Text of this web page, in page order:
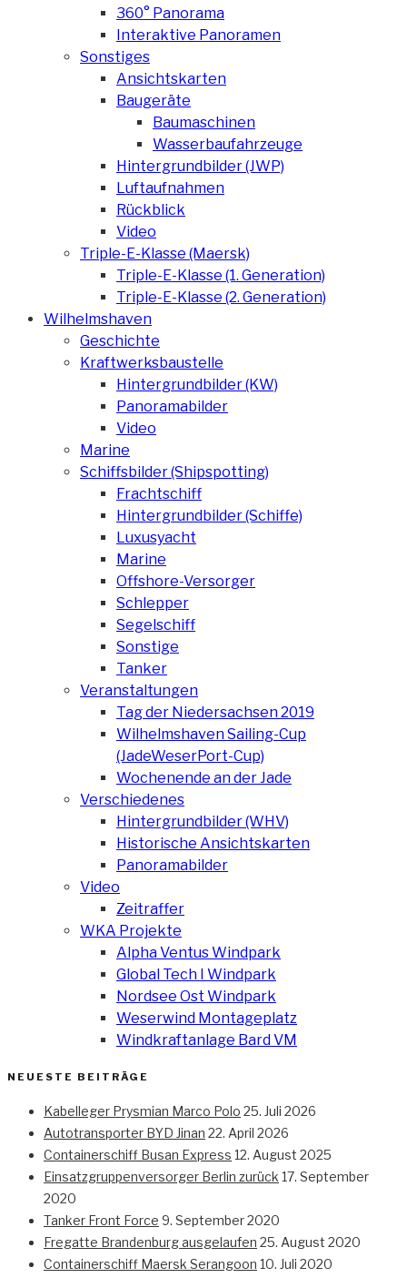
360° Panorama
Interaktive Panoramen
Sonstiges
Ansichtskarten
Baugeräte
Baumaschinen
Wasserbaufahrzeuge
Hintergrundbilder (JWP)
Luftaufnahmen
Rückblick
Video
Triple-E-Klasse (Maersk)
Triple-E-Klasse (1. Generation)
Triple-E-Klasse (2. Generation)
Wilhelmshaven
Geschichte
Kraftwerksbaustelle
Hintergrundbilder (KW)
Panoramabilder
Video
Marine
Schiffsbilder (Shipspotting)
Frachtschiff
Hintergrundbilder (Schiffe)
Luxusyacht
Marine
Offshore-Versorger
Schlepper
Segelschiff
Sonstige
Tanker
Veranstaltungen
Tag der Niedersachsen 2019
Wilhelmshaven Sailing-Cup
(JadeWeserPort-Cup)
Wochenende an der Jade
Verschiedenes
Hintergrundbilder (WHV)
Historische Ansichtskarten
Panoramabilder
Video
Zeitraffer
WKA Projekte
Alpha Ventus Windpark
Global Tech I Windpark
Nordsee Ost Windpark
Weserwind Montageplatz
Windkraftanlage Bard VM
NEUESTE BEITRÄGE
Kabelleger Prysmian Marco Polo 25. Juli 2026
Autotransporter BYD Jinan 22. April 2026
Containerschiff Busan Express 12. August 2025
Einsatzgruppenversorger Berlin zurück 17. September
2020
Tanker Front Force 9. September 2020
Fregatte Brandenburg ausgelaufen 25. August 2020
Containerschiff Maersk Serangoon 10. Juli 2020